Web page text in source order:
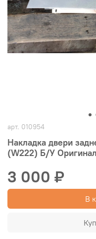
арт. 010954
Накладка двери
(W222) Б/У
3 000 ₽
В